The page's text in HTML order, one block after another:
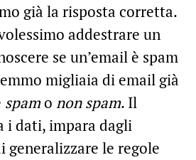
già la risposta corretta.
addestrare un
se un’email è spam
migliaia di email già
spamo non spam. Il
i dati, impara dagli
generalizzare le regole